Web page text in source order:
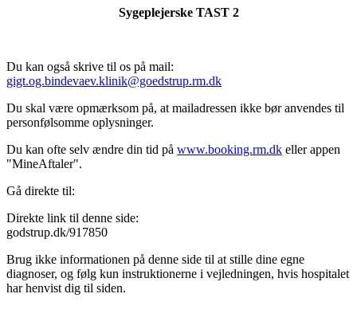
Sygeplejerske TAST 2
Du kan også skrive til os på mail:
gigt.og.bindevaev.klinik@goedstrup.rm.dk
Du skal være opmærksom på, at mailadressen ikke bør anvendes til
personfølsomme oplysninger.
Du kan ofte selv ændre din tid på www.booking.rm.dk eller appen
"MineAftaler".
Gå direkte til:
Direkte link til denne side:
godstrup.dk/917850
Brug ikke informationen på denne side til at stille dine egne
diagnoser, og følg kun instruktionerne i vejledningen, hvis hospitalet
har henvist dig til siden.